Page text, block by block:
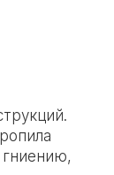
гниению,